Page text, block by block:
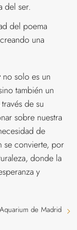
del ser.
del poema
una
no solo es un
también un
de su
sobre nuestra
de
se convierte, por
donde la
y
de Madrid